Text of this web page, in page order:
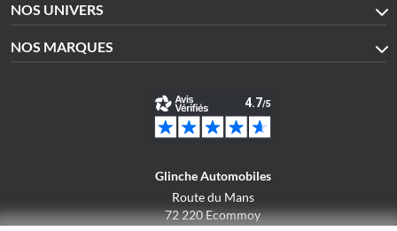
NOS UNIVERS
NOS MARQUES
Glinche Automobiles
Route du Mans
72 220 Ecommoy